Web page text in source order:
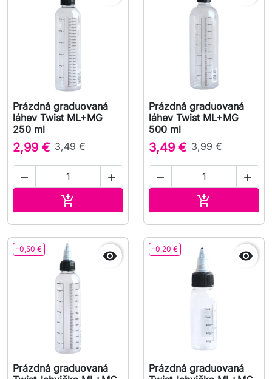
Prázdná graduovaná
láhev Twist ML+MG
250 ml
2,99 € 3,49 €
 

Prázdná graduovaná
láhev Twist ML+MG
500 ml
3,49 € 3,99 €
 

-0,50 € 
Prázdná graduovaná
-0,20 € 
Prázdná graduovaná